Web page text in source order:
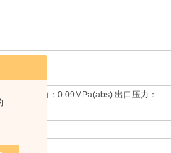
H 入口压力：0.09MPa(abs) 出口压力：